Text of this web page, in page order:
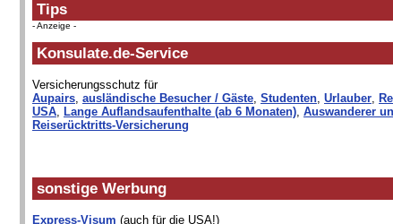
Tips
- Anzeige -
Konsulate.de-Service
Versicherungsschutz für
Aupairs, ausländische Besucher / Gäste, Studenten, Urlauber,
USA, Lange Auflandsaufenthalte (ab 6 Monaten), Auswanderer
Reiserücktritts-Versicherung
sonstige Werbung
Express-Visum (auch für die USA!)